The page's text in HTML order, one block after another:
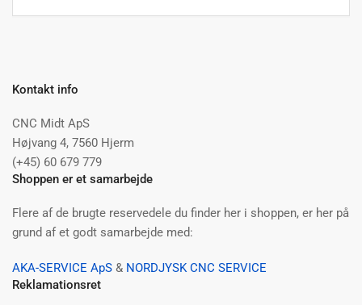
Kontakt info
CNC Midt ApS
Højvang 4, 7560 Hjerm
(+45) 60 679 779
Shoppen er et samarbejde
Flere af de brugte reservedele du finder her i shoppen, er her på
grund af et godt samarbejde med:
AKA-SERVICE ApS & NORDJYSK CNC SERVICE
Reklamationsret